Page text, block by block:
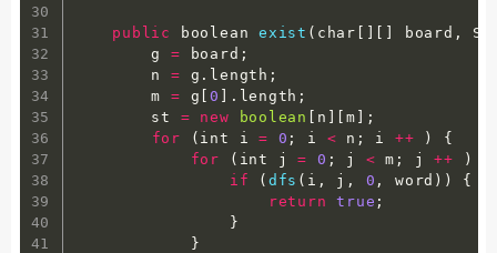
public boolean exist ( char board ,
        g
= board ;
        n
= g . length ;
        m
= g [0 . length ;
        st
= new boolean n [m
;
for
( int i = 0 ; i < n ; i ++ )
{
for
( int j = 0 ; j < m ; j ++ )
if
( dfs ( i , j , 0 , word ) )
{
return
true ;
}
}